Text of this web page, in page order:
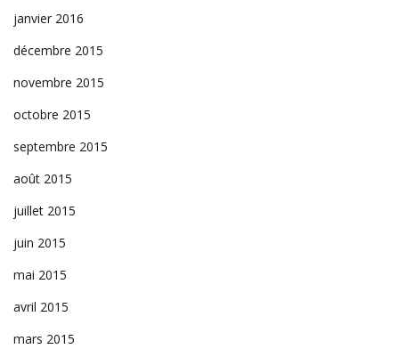
janvier 2016
décembre 2015
novembre 2015
octobre 2015
septembre 2015
août 2015
juillet 2015
juin 2015
mai 2015
avril 2015
mars 2015